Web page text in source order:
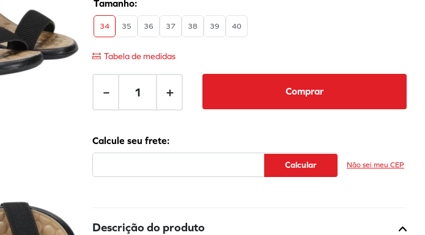
34 35 36 37 38 39 40
Tabela de medidas
＋
－ Comprar
Não sei meu CEP
Descrição do produto